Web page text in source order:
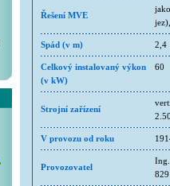
Řešení MVE
Spád (v m) 2,4
Celkový instalovaný výkon
(v kW)
60
Strojní zařízení
V provozu od roku
Provozovatel
Ing.
829